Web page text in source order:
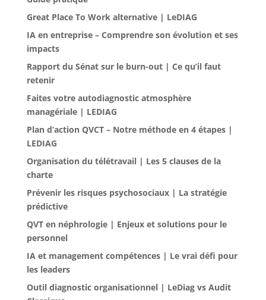
Great Place To Work alternative | LeDIAG
IA en entreprise – Comprendre son évolution et ses
impacts
Rapport du Sénat sur le burn-out | Ce qu’il faut
retenir
Faites votre autodiagnostic atmosphère
managériale | LEDIAG
Plan d’action QVCT – Notre méthode en 4 étapes |
LEDIAG
Organisation du télétravail | Les 5 clauses de la
charte
Prévenir les risques psychosociaux | La stratégie
prédictive
QVT en néphrologie | Enjeux et solutions pour le
personnel
IA et management compétences | Le vrai défi pour
les leaders
Outil diagnostic organisationnel | LeDiag vs Audit